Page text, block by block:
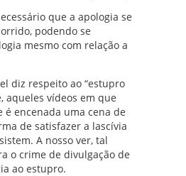
que a apologia se
podendo se
mesmo com relação a
diz respeito ao “estupro
aqueles vídeos em que
encenada uma cena de
de satisfazer a lascívia
A nosso ver, tal
o crime de divulgação de
ao estupro.